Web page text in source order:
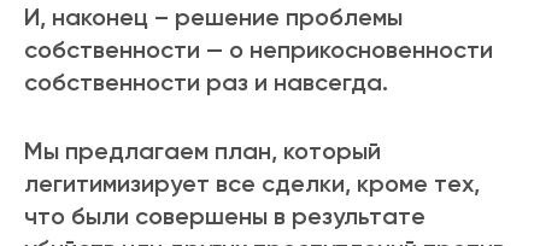
И, наконец – решение проблемы
собственности — о неприкосновенности
собственности раз и навсегда.
Мы предлагаем план, который
легитимизирует все сделки, кроме тех,
что были совершены в результате